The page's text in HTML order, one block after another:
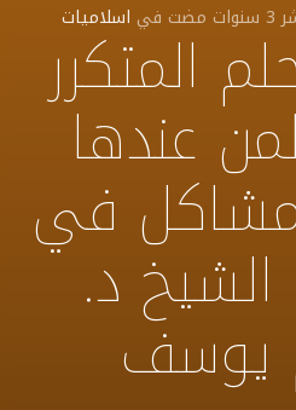
3 سنوات مضت في اسلاميات
المتكرر
عندها
في
الشيخ د.
يوسف